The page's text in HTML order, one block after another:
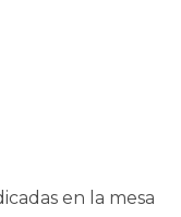
en la mesa